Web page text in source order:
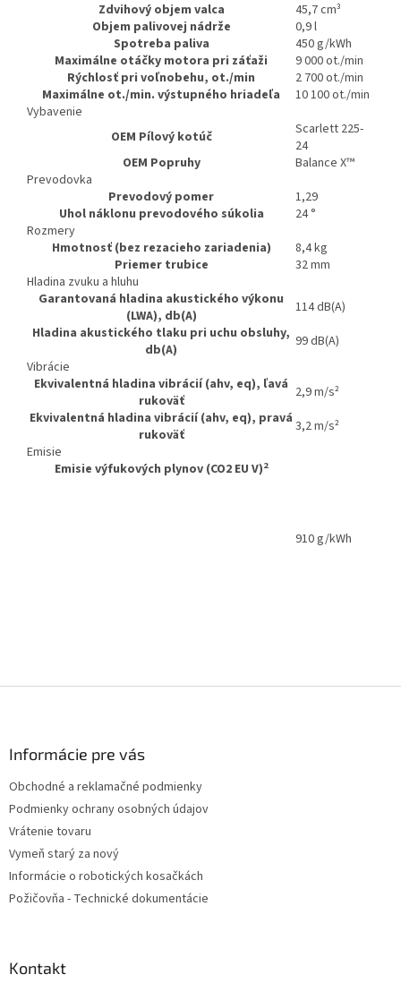
Zdvihový objem valca
45,7 cm³
Objem palivovej nádrže
0,9 l
Spotreba paliva
450 g/kWh
Maximálne otáčky motora pri záťaži
9 000 ot./min
Rýchlosť pri voľnobehu, ot./min
2 700 ot./min
Maximálne ot./min. výstupného hriadeľa
10 100 ot./min
Vybavenie
OEM Pílový kotúč
Scarlett 225-
24
OEM Popruhy
Balance X™
Prevodovka
Prevodový pomer
1,29
Uhol náklonu prevodového súkolia
24 °
Rozmery
Hmotnosť (bez rezacieho zariadenia)
8,4 kg
Priemer trubice
32 mm
Hladina zvuku a hluhu
Garantovaná hladina akustického výkonu
(LWA), db(A)
114 dB(A)
Hladina akustického tlaku pri uchu obsluhy,
db(A)
99 dB(A)
Vibrácie
Ekvivalentná hladina vibrácií (ahv, eq), ľavá
rukoväť
2,9 m/s²
Ekvivalentná hladina vibrácií (ahv, eq), pravá
rukoväť
3,2 m/s²
Emisie
Emisie výfukových plynov (CO2 EU V)2
910 g/kWh
Informácie pre vás
Obchodné a reklamačné podmienky
Podmienky ochrany osobných údajov
Vrátenie tovaru
Vymeň starý za nový
Informácie o robotických kosačkách
Požičovňa - Technické dokumentácie
Kontakt